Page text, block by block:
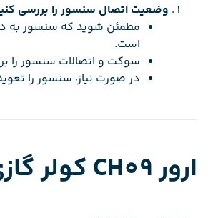
وضعیت اتصال سنسور را بررسی
مطمئن شوید که سنسور
است.
سوکت و اتصالات سنسور را
در صورت نیاز، سنسور را
ارور CH09 کولر گازی ال جی